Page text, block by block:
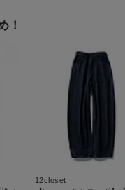
！
12closet